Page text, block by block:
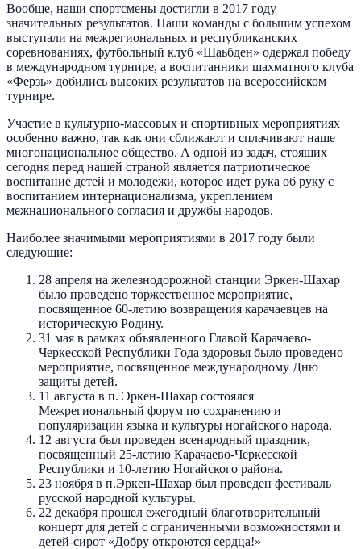
Вообще, наши спортсмены достигли в 2017 году
значительных результатов. Наши команды с большим успехом
выступали на межрегиональных и республиканских
соревнованиях, футбольный клуб «Шаьбден» одержал победу
в международном турнире, а воспитанники шахматного клуба
«Ферзь» добились высоких результатов на всероссийском
турнире.
Участие в культурно-массовых и спортивных мероприятиях
особенно важно, так как они сближают и сплачивают наше
многонациональное общество. А одной из задач, стоящих
сегодня перед нашей страной является патриотическое
воспитание детей и молодежи, которое идет рука об руку с
воспитанием интернационализма, укреплением
межнационального согласия и дружбы народов.
Наиболее значимыми мероприятиями в 2017 году были
следующие:
28 апреля на железнодорожной станции Эркен-Шахар
было проведено торжественное мероприятие,
посвященное 60-летию возвращения карачаевцев на
историческую Родину.
31 мая в рамках объявленного Главой Карачаево-
Черкесской Республики Года здоровья было проведено
мероприятие, посвященное международному Дню
защиты детей.
11 августа в п. Эркен-Шахар состоялся
Межрегиональный форум по сохранению и
популяризации языка и культуры ногайского народа.
12 августа был проведен всенародный праздник,
посвященный 25-летию Карачаево-Черкесской
Республики и 10-летию Ногайского района.
23 ноября в п.Эркен-Шахар был проведен фестиваль
русской народной культуры.
22 декабря прошел ежегодный благотворительный
концерт для детей с ограниченными возможностями и
детей-сирот «Добру откроются сердца!»